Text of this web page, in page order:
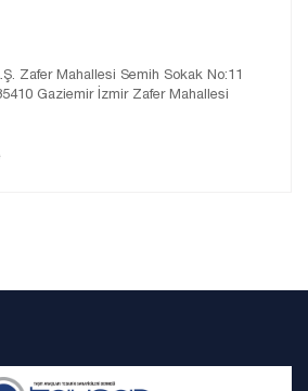
Zafer Mahallesi Semih Sokak No:11
Gaziemir İzmir Zafer Mahallesi